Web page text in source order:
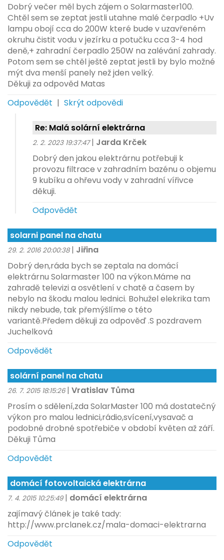
Dobrý večer měl bych zájem o Solarmaster100.
Chtěl sem se zeptat jestli utahne malé čerpadlo +Uv
lampu obojí cca do 200W které bude v uzavřeném
okruhu čistit vodu v jezírku a potučku cca 3-4 hod
deně,+ zahradní čerpadlo 250W na zalévání zahrady.
Potom sem se chtěl ještě zeptat jestli by bylo možné
mýt dva menší panely než jden velký.
Děkuji za odpověd Matas
Odpovědět | Skrýt odpovědi
Re: Malá solární elektrárna
2. 2. 2023 19:37:47 | Jarda Krček
Dobrý den jakou elektrárnu potřebuji k
provozu filtrace v zahradním bazénu o objemu
9 kubíku a ohřevu vody v zahradní vířivce
děkuji.
Odpovědět
solarni panel na chatu
29. 2. 2016 20:00:38 | Jiřina
Dobrý den,ráda bych se zeptala na domácí
elektrárnu Solarmaster 100 na výkon.Máme na
zahradě televizi a osvětlení v chatě a časem by
nebylo na škodu malou lednici. Bohužel elekrika tam
nikdy nebude, tak přemýšlíme o této
variantě.Předem děkuji za odpověď .S pozdravem
Juchelková
Odpovědět
solární panel na chatu
26. 7. 2015 18:15:26 | Vratislav Tůma
Prosím o sdělení,zda SolarMaster 100 má dostatečný
výkon pro malou lednici,rádio,svícení,vysavač a
podobné drobné spotřebiče v období květen až září.
Děkuji Tůma
Odpovědět
domácí fotovoltaická elektrárna
7. 4. 2015 10:25:49 | domácí elektrárna
zajímavý článek je také tady:
http://www.prclanek.cz/mala-domaci-elektrarna
Odpovědět